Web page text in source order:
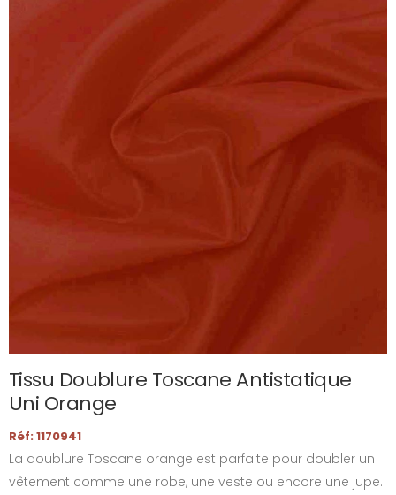
Tissu Doublure Toscane Antistatique
Uni Orange
Réf: 1170941
La doublure Toscane orange est parfaite pour doubler un
vêtement comme une robe, une veste ou encore une jupe.